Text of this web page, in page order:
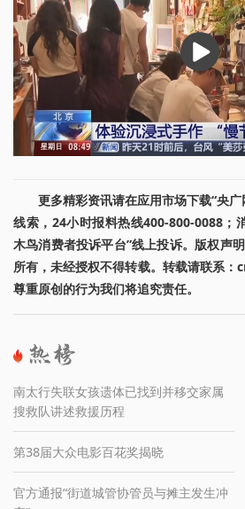
播
放
更多精彩资讯请在应用市场下载“央
线索，24小时报料热线400-800-0088；
木鸟消费者投诉平台”线上投诉。版权声
所有，未经授权不得转载。转载请联系
尊重原创的行为我们将追究责任。
南太行失联女孩遗体已找到并移交家属
搜救队讲述救援历程
第38届大众电影百花奖揭晓
官方通报“街道城管协管员与摊主发生冲